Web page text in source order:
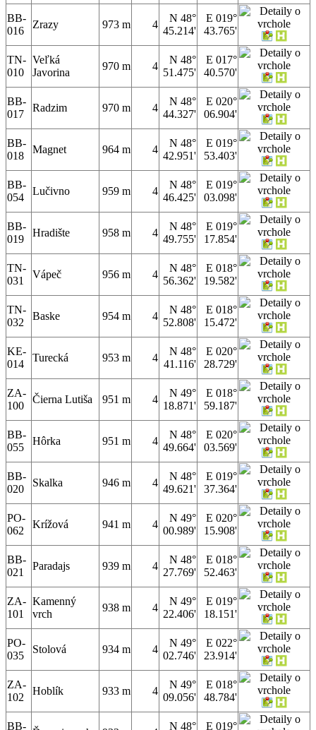
BB-
016
Zrazy 973 m 4
N 48°
45.214'
E 019°
43.765'
TN-
010
Veľká
Javorina
970 m 4
N 48°
51.475'
E 017°
40.570'
BB-
017
Radzim 970 m 4
N 48°
44.327'
E 020°
06.904'
BB-
018
Magnet 964 m 4
N 48°
42.951'
E 019°
53.403'
BB-
054
Lučivno 959 m 4
N 48°
46.425'
E 019°
03.098'
BB-
019
Hradište 958 m 4
N 48°
49.755'
E 019°
17.854'
TN-
031
Vápeč 956 m 4
N 48°
56.362'
E 018°
19.582'
TN-
032
Baske 954 m 4
N 48°
52.808'
E 018°
15.472'
KE-
014
Turecká 953 m 4
N 48°
41.116'
E 020°
28.729'
ZA-
100
Čierna Lutiša 951 m 4
N 49°
18.871'
E 018°
59.187'
BB-
055
Hôrka 951 m 4
N 48°
49.664'
E 020°
03.569'
BB-
020
Skalka 946 m 4
N 48°
49.621'
E 019°
37.364'
PO-
062
Krížová 941 m 4
N 49°
00.989'
E 020°
15.908'
BB-
021
Paradajs 939 m 4
N 48°
27.769'
E 018°
52.463'
ZA-
101
Kamenný
vrch
938 m 4
N 49°
22.406'
E 019°
18.151'
PO-
035
Stolová 934 m 4
N 49°
02.746'
E 022°
23.914'
ZA-
102
Hoblík 933 m 4
N 49°
09.056'
E 018°
48.784'
BB-
N 48°
E 019°